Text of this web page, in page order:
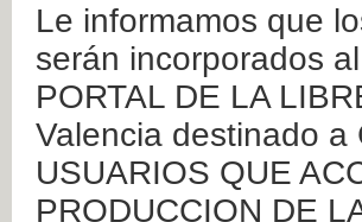
Le informamos que
serán incorporados
PORTAL DE LA
Valencia destinado a
USUARIOS QUE
PRODUCCION DE